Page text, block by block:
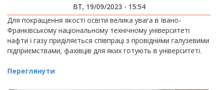
ВТ, 19/09/2023 - 15:54
Для покращення якості освіти велика увага в Івано-
Франківському національному технічному університеті
нафти і газу приділяється співпраці з провідними галузевими
підприємствами, фахівців для яких готують в університеті.
Переглянути